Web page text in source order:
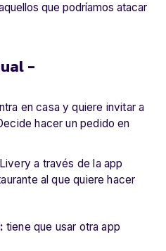
que podríamos atacar
-
en casa y quiere invitar a
hacer un pedido en
a través de la app
al que quiere hacer
tiene que usar otra app